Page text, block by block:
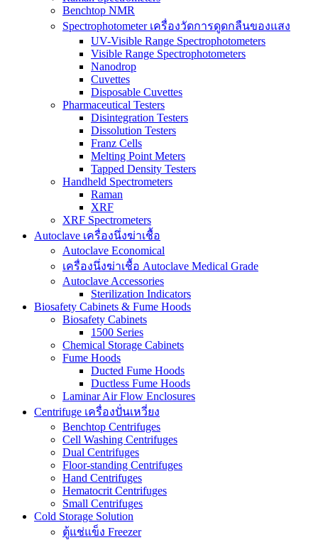
Benchtop NMR
Spectrophotometer เครื่องวัดการดูดกลืนของแสง
UV-Visible Range Spectrophotometers
Visible Range Spectrophotometers
Nanodrop
Cuvettes
Disposable Cuvettes
Pharmaceutical Testers
Disintegration Testers
Dissolution Testers
Franz Cells
Melting Point Meters
Tapped Density Testers
Handheld Spectrometers
Raman
XRF
XRF Spectrometers
Autoclave เครื่องนึ่งฆ่าเชื้อ
Autoclave Economical
เครื่องนึ่งฆ่าเชื้อ Autoclave Medical Grade
Autoclave Accessories
Sterilization Indicators
Biosafety Cabinets & Fume Hoods
Biosafety Cabinets
1500 Series
Chemical Storage Cabinets
Fume Hoods
Ducted Fume Hoods
Ductless Fume Hoods
Laminar Air Flow Enclosures
Centrifuge เครื่องปั่นเหวี่ยง
Benchtop Centrifuges
Cell Washing Centrifuges
Dual Centrifuges
Floor-standing Centrifuges
Hand Centrifuges
Hematocrit Centrifuges
Small Centrifuges
Cold Storage Solution
ตู้แช่แข็ง Freezer